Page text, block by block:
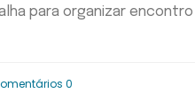
para organizar
0